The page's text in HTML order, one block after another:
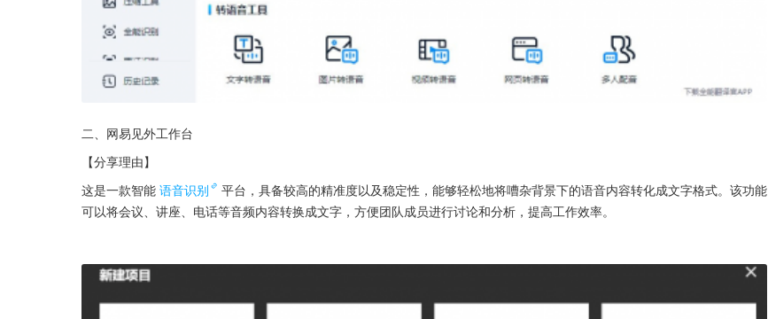
二、网易见外工作台
【分享理由】
这是一款智能 语音识别
平台，具备较高的精准度以及稳定性，能够轻松地将嘈杂背景下的语音内容转化成文字格式。该功能
可以将会议、讲座、电话等音频内容转换成文字，方便团队成员进行讨论和分析，提高工作效率。